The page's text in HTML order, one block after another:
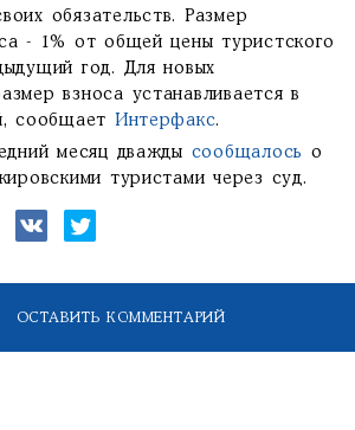
обязательств. Размер
- 1% от общей цены туристского
год. Для новых
взноса устанавливается в
сообщает Интерфакс.
месяц дважды сообщалось
о
туристами через суд.
ОСТАВИТЬ КОММЕНТАРИЙ